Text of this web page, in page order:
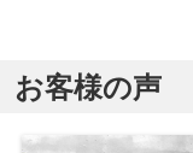
お客様の声